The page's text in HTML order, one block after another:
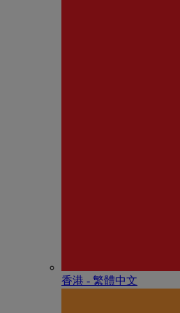
香港 - 繁體中文